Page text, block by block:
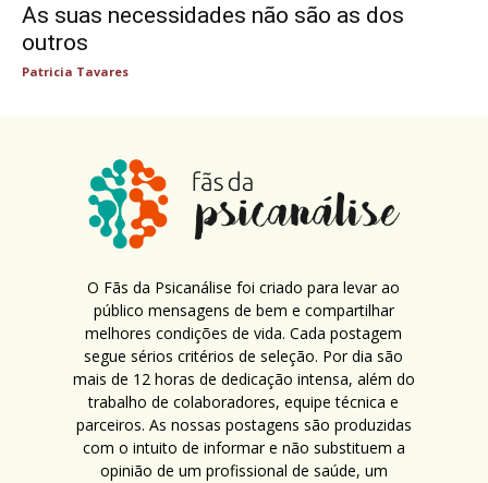
As suas necessidades não são as dos
outros
Patricia Tavares
O Fãs da Psicanálise foi criado para levar ao
público mensagens de bem e compartilhar
melhores condições de vida. Cada postagem
segue sérios critérios de seleção. Por dia são
mais de 12 horas de dedicação intensa, além do
trabalho de colaboradores, equipe técnica e
parceiros. As nossas postagens são produzidas
com o intuito de informar e não substituem a
opinião de um profissional de saúde, um